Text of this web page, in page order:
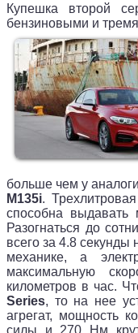
Купешка второй
бензиновыми и
больше чем у
M135i.
способна
Разогнаться до
всего за 4.8 секунды
механике, а
максимальную
километров в час.
Series, то на нее
агрегат, мощность
силы и 270 Нм